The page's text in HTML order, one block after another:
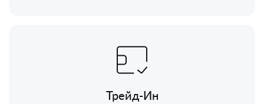
Трейд-Ин